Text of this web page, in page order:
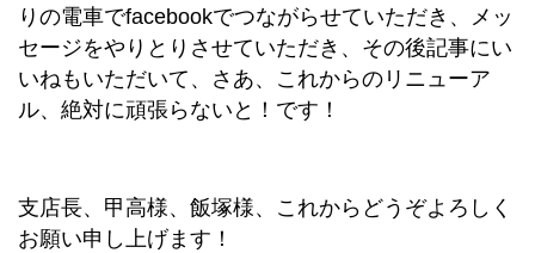
りの電車でfacebookでつながらせていただき、メッ
セージをやりとりさせていただき、その後記事にい
いねもいただいて、さあ、これからのリニューア
ル、絶対に頑張らないと！です！
支店長、甲高様、飯塚様、これからどうぞよろしく
お願い申し上げます！